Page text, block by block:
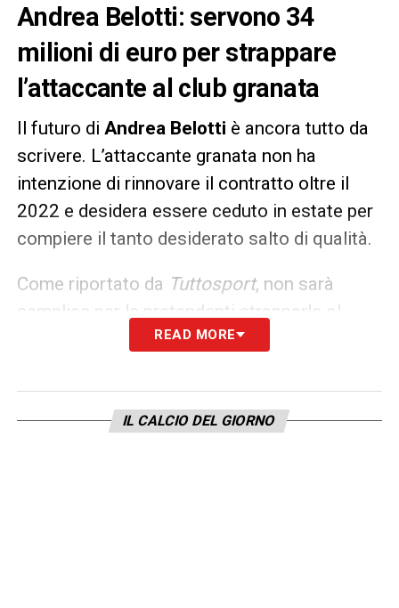
Andrea Belotti: servono 34
milioni di euro per strappare
l’attaccante al club granata
Il futuro di Andrea Belotti è ancora tutto da
scrivere. L’attaccante granata non ha
intenzione di rinnovare il contratto oltre il
2022 e desidera essere ceduto in estate per
compiere il tanto desiderato salto di qualità.
Come riportato da Tuttosport, non sarà
semplice per le pretendenti strapparlo al
Torino. Il presidente Urbano Cairo non
euro:RomaeMilanavvisate.
READ MORE
IL CALCIO DEL GIORNO